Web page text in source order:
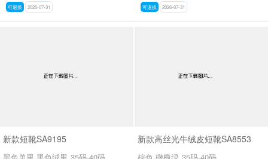
可退换 2026-07-31 可退换 2026-07-31
新款短靴SA9195 新款高丝光牛绒皮短靴SA8553